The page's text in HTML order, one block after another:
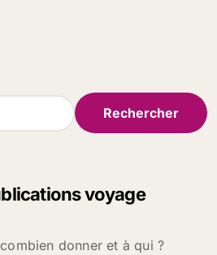
voyage
donner et à qui ?